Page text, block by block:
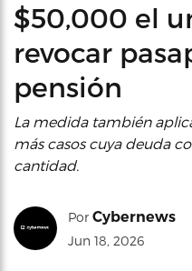
$50,000 el
revocar
pensión
La medida también
más casos cuya deuda
cantidad.
Por Cybernews
Jun 18, 2026